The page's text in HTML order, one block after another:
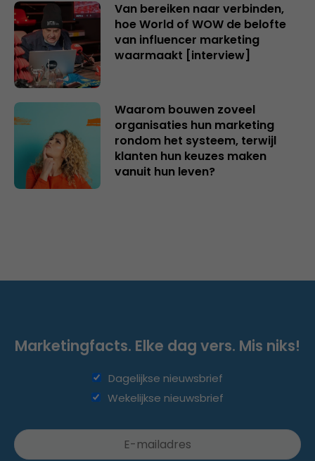
Van bereiken naar verbinden,
hoe World of WOW de belofte
van influencer marketing
waarmaakt [interview]
Waarom bouwen zoveel
organisaties hun marketing
rondom het systeem, terwijl
klanten hun keuzes maken
vanuit hun leven?
Marketingfacts. Elke dag vers. Mis niks!
Dagelijkse nieuwsbrief
Wekelijkse nieuwsbrief